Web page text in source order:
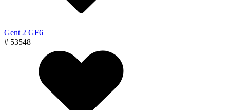
Gent 2 GF6
# 53548